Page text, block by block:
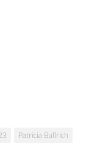
Patricia Bullrich